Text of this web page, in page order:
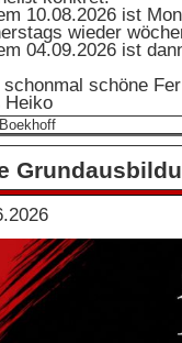
10.08.2026 ist
wieder
04.09.2026 ist
schonmal schöne
Heiko